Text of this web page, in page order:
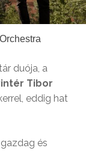
duója, a
Tibor
eddig hat
és